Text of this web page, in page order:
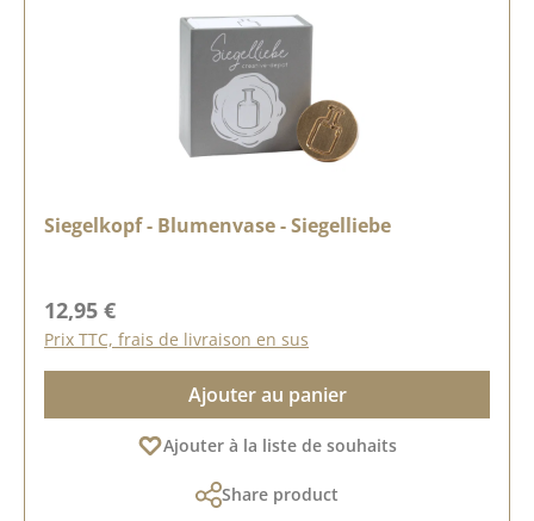
Siegelkopf - Blumenvase - Siegelliebe
Prix régulier :
12,95 €
Prix TTC, frais de livraison en sus
Ajouter au panier
Ajouter à la liste de souhaits
Share product